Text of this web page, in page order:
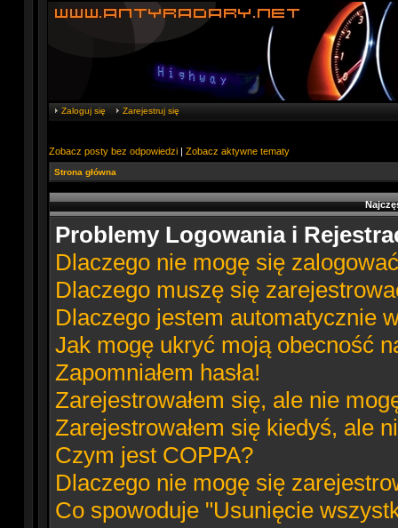
Zaloguj się Zarejestruj się
Zobacz posty bez odpowiedzi | Zobacz aktywne tematy
Strona główna
Problemy Logowania i
Dlaczego nie mogę się
Dlaczego muszę się
Dlaczego jestem automatycznie
Jak mogę ukryć moją obecność
Zapomniałem hasła!
Zarejestrowałem się, ale nie
Zarejestrowałem się kiedyś, ale
Czym jest COPPA?
Dlaczego nie mogę się
Co spowoduje "Usunięcie